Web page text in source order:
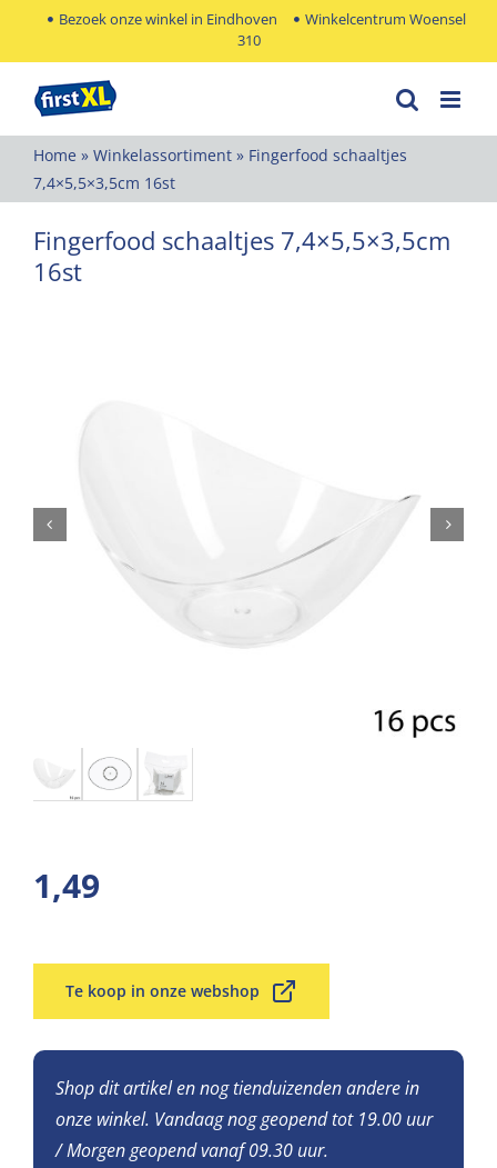
Bezoek onze winkel in Eindhoven
Winkelcentrum Woensel
310
Home » Winkelassortiment » Fingerfood schaaltjes
7,4×5,5×3,5cm 16st
Fingerfood schaaltjes 7,4×5,5×3,5cm
16st
1,49
Te koop in onze webshop
Shop dit artikel en nog tienduizenden andere in
onze winkel. Vandaag nog geopend tot 19.00 uur
/ Morgen geopend vanaf 09.30 uur.